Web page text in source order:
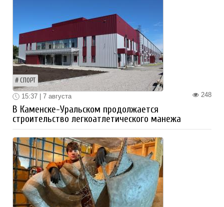
СПОРТ
248
15:37 | 7 августа
В Каменске-Уральском продолжается
строительство легкоатлетического манежа